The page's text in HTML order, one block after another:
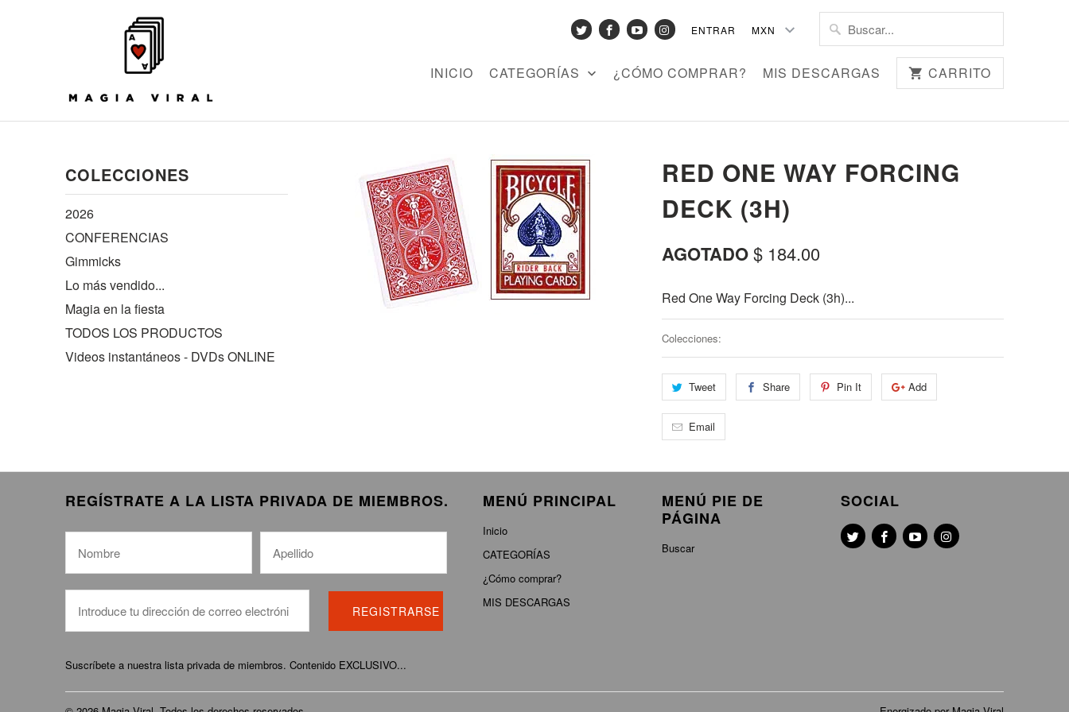
ENTRAR
INICIO CATEGORÍAS ¿CÓMO COMPRAR? MIS DESCARGAS CARRITO
COLECCIONES
2026
CONFERENCIAS
Gimmicks
Lo más vendido...
Magia en la fiesta
TODOS LOS PRODUCTOS
Videos instantáneos - DVDs ONLINE
RED ONE WAY FORCING
DECK (3H)
AGOTADO$ 184.00
Red One Way Forcing Deck (3h)...
Colecciones:
Tweet Share Pin It Add
Email
REGÍSTRATE A LA LISTA PRIVADA DE MIEMBROS.
Suscríbete a nuestra lista privada de miembros. Contenido EXCLUSIVO...
MENÚ PRINCIPAL
Inicio
CATEGORÍAS
¿Cómo comprar?
MIS DESCARGAS
MENÚ PIE DE
PÁGINA
Buscar
SOCIAL